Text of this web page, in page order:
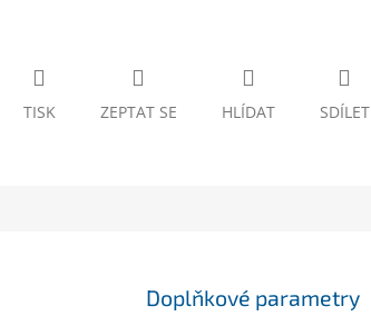
TISK ZEPTAT SE HLÍDAT SDÍLET
Doplňkové parametry